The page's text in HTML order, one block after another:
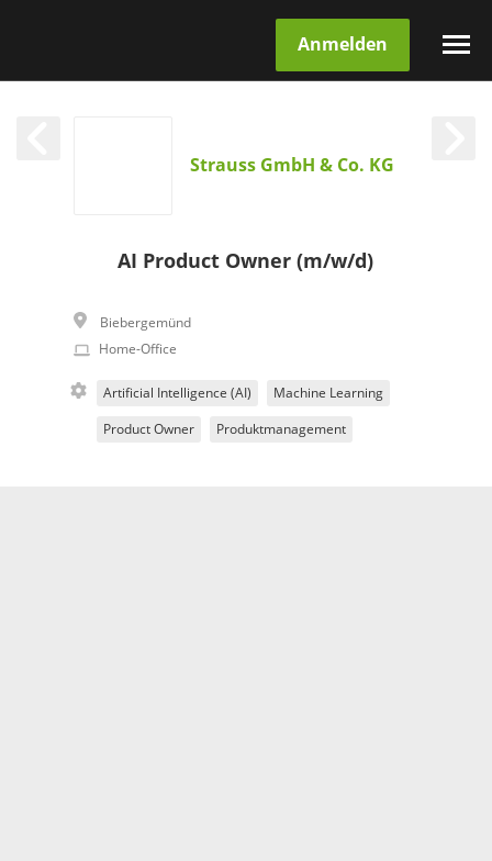
Anmelden
Strauss GmbH & Co. KG
AI Product Owner (m/w/d)
Biebergemünd
Home-Office
Artificial Intelligence (AI) Machine Learning
Product Owner Produktmanagement